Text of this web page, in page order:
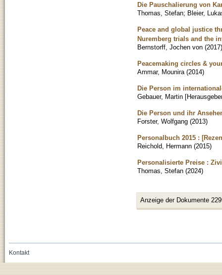
Die Pauschalierung von
Thomas, Stefan; Bleier,
Peace and global justice
Nuremberg trials and the
Bernstorff, Jochen von (2017)
Peacemaking circles &
Ammar, Mounira (2014)
Die Person im
Gebauer, Martin
Die Person und ihr
Forster, Wolfgang (2013)
Personalbuch 2015 :
Reichold, Hermann (2015)
Personalisierte Preise :
Thomas, Stefan (2024)
Anzeige der Dokumente
Kontakt